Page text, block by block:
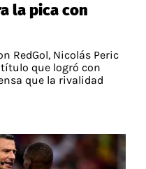
la pica con
RedGol, Nicolás Peric
que logró con
que la rivalidad